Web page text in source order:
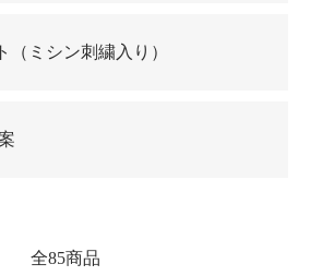
（ミシン刺繍入り）
全85商品